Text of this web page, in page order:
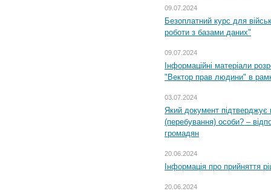
09.07.2024
Безоплатний курс для
роботи з базами даних"
09.07.2024
Інформаційні матеріали
"Вектор прав людини" в
03.07.2024
Який документ підтверджує
(перебування) особи? –
громадян
20.06.2024
Інформація про прийняття
20.06.2024